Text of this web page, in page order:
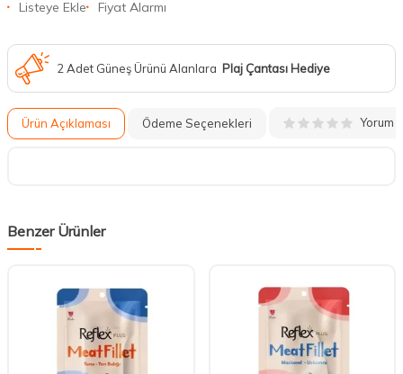
Listeye Ekle Fiyat Alarmı
2 Adet Güneş Ürünü Alanlara Plaj Çantası Hediye
Ürün Açıklaması Ödeme Seçenekleri Yorum
Benzer Ürünler